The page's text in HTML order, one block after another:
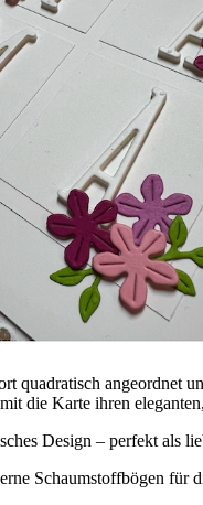
quadratisch angeordnet
die Karte ihren
Design – perfekt als
Schaumstoffbögen für